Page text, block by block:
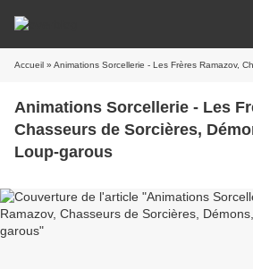
Accueil » Animations Sorcellerie - Les Frères Ramazov, Chasseurs de
Animations Sorcellerie - Les
Chasseurs de Sorcières,
Loup-garous